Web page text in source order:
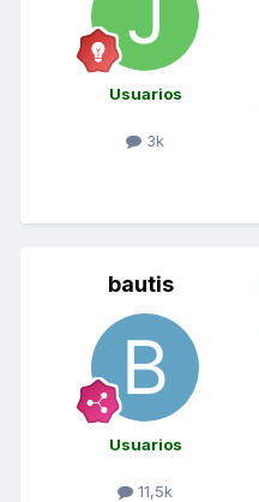
Usuarios
3k
bautis
Usuarios
11,5k